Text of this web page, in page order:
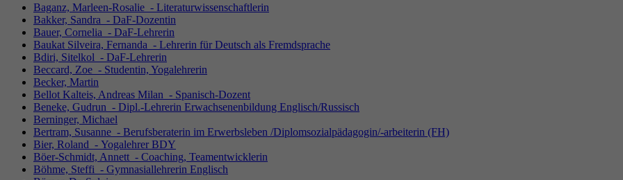
Baganz, Marleen-Rosalie - Literaturwissenschaftlerin
Bakker, Sandra - DaF-Dozentin
Bauer, Cornelia - DaF-Lehrerin
Baukat Silveira, Fernanda - Lehrerin für Deutsch als Fremdsprache
Bdiri, Sitelkol - DaF-Lehrerin
Beccard, Zoe - Studentin, Yogalehrerin
Becker, Martin
Bellot Kalteis, Andreas Milan - Spanisch-Dozent
Beneke, Gudrun - Dipl.-Lehrerin Erwachsenenbildung Englisch/Russisch
Berninger, Michael
Bertram, Susanne - Berufsberaterin im Erwerbsleben /Diplomsozialpädagogin/-arbeiterin (FH)
Bier, Roland - Yogalehrer BDY
Böer-Schmidt, Annett - Coaching, Teamentwicklerin
Böhme, Steffi - Gymnasiallehrerin Englisch